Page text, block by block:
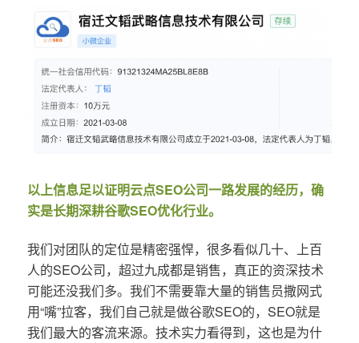
以上信息足以证明云点SEO公司一路发展的经历，确
实是长期深耕谷歌SEO优化行业。
我们对团队的定位是精密强悍，很多看似几十、上百
人的SEO公司，超过九成都是销售，真正的资深技术
可能还没我们多。我们不需要靠大量的销售员撒网式
用“嘴”拉客，我们自己就是做谷歌SEO的，SEO就是
我们最大的客流来源。技术实力看得到，这也是为什